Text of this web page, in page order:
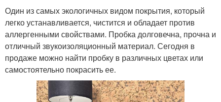
Один из самых экологичных видом покрытия, который
легко устанавливается, чистится и обладает против
аллергенными свойствами. Пробка долговечна, прочна и
отличный звукоизоляционный материал. Сегодня в
продаже можно найти пробку в различных цветах или
самостоятельно покрасить ее.